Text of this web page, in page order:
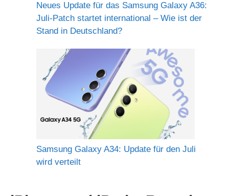
Neues Update für das Samsung Galaxy A36:
Juli-Patch startet international – Wie ist der
Stand in Deutschland?
Samsung Galaxy A34: Update für den Juli
wird verteilt